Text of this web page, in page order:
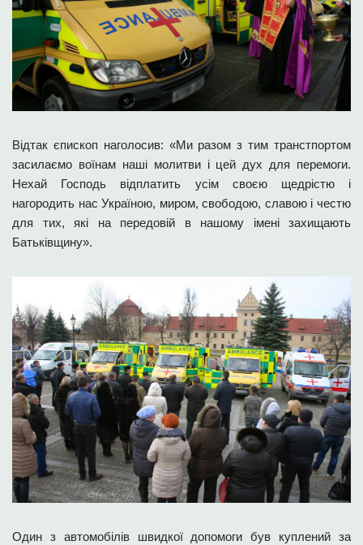
Відтак єпископ наголосив: «Ми разом з тим транстпортом
засилаємо воїнам наші молитви і цей дух для перемоги.
Нехай Господь відплатить усім своєю щедрістю і
нагородить нас Україною, миром, свободою, славою і честю
для тих, які на передовій в нашому імені захищають
Батьківщину».
Один з автомобілів швидкої допомоги був куплений за